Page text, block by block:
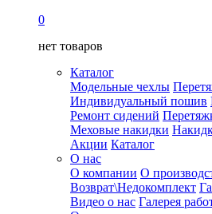
0
нет товаров
Каталог
Модельные чехлы
Индивидуальный пошив
Ремонт сидений
Меховые накидки
Акции Каталог
О нас
О компании О
Возврат\Недокомплект
Видео о нас Галерея